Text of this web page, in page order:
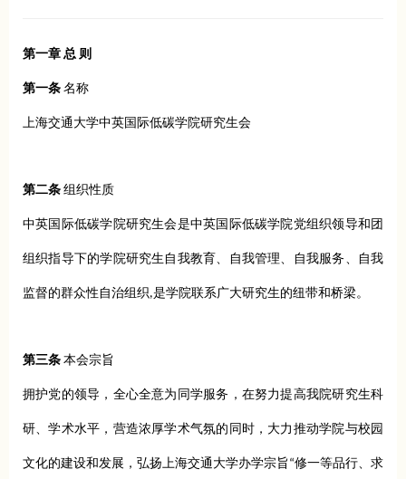
第一章 总 则
第一条 名称
上海交通大学中英国际低碳学院研究生会
第二条 组织性质
中英国际低碳学院研究生会是中英国际低碳学院党组织领导和团
组织指导下的学院研究生自我教育、自我管理、自我服务、自我
监督的群众性自治组织,是学院联系广大研究生的纽带和桥梁。
第三条 本会宗旨
拥护党的领导，全心全意为同学服务，在努力提高我院研究生科
研、学术水平，营造浓厚学术气氛的同时，大力推动学院与校园
文化的建设和发展，弘扬上海交通大学办学宗旨“修一等品行、求